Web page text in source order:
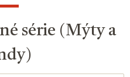
série (Mýty a